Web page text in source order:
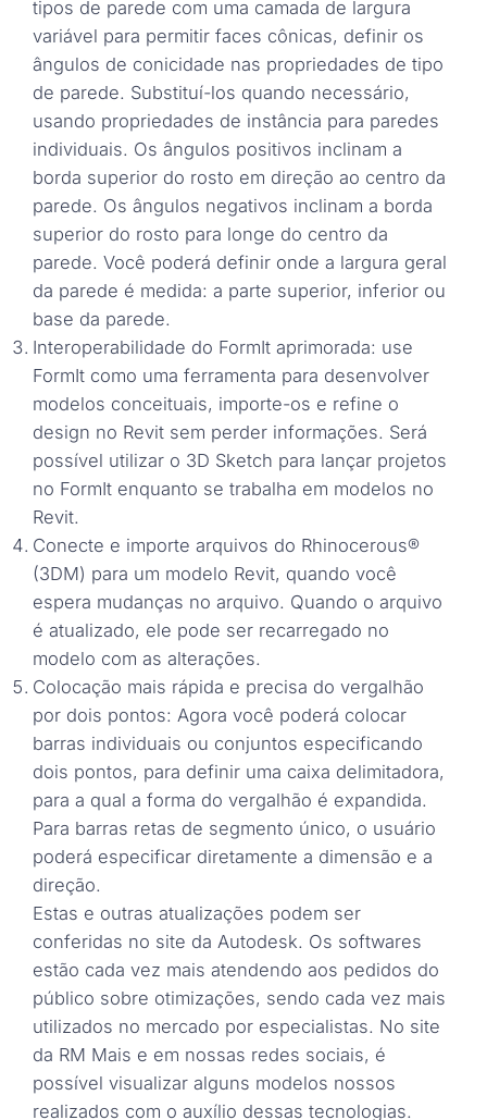
tipos de parede com uma camada de largura
variável para permitir faces cônicas, definir os
ângulos de conicidade nas propriedades de tipo
de parede. Substituí-los quando necessário,
usando propriedades de instância para paredes
individuais. Os ângulos positivos inclinam a
borda superior do rosto em direção ao centro da
parede. Os ângulos negativos inclinam a borda
superior do rosto para longe do centro da
parede. Você poderá definir onde a largura geral
da parede é medida: a parte superior, inferior ou
base da parede.
Interoperabilidade do FormIt aprimorada: use
FormIt como uma ferramenta para desenvolver
modelos conceituais, importe-os e refine o
design no Revit sem perder informações. Será
possível utilizar o 3D Sketch para lançar projetos
no FormIt enquanto se trabalha em modelos no
Revit.
Conecte e importe arquivos do Rhinocerous®
(3DM) para um modelo Revit, quando você
espera mudanças no arquivo. Quando o arquivo
é atualizado, ele pode ser recarregado no
modelo com as alterações.
Colocação mais rápida e precisa do vergalhão
por dois pontos: Agora você poderá colocar
barras individuais ou conjuntos especificando
dois pontos, para definir uma caixa delimitadora,
para a qual a forma do vergalhão é expandida.
Para barras retas de segmento único, o usuário
poderá especificar diretamente a dimensão e a
direção.
Estas e outras atualizações podem ser
conferidas no site da Autodesk. Os softwares
estão cada vez mais atendendo aos pedidos do
público sobre otimizações, sendo cada vez mais
utilizados no mercado por especialistas. No site
da RM Mais e em nossas redes sociais, é
possível visualizar alguns modelos nossos
realizados com o auxílio dessas tecnologias.